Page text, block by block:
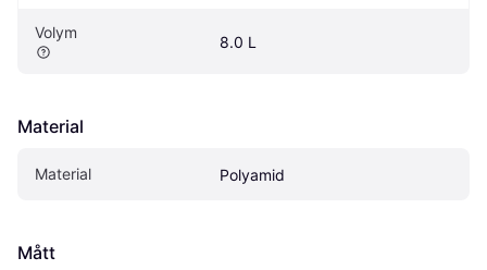
Volym
8.0 L
Material
Material Polyamid
Mått